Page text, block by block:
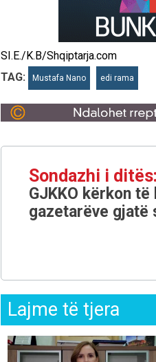
SI.E./K.B/Shqiptarja.com
TAG:
Mustafa Nano edi rama
Sondazhi i ditës:
GJKKO kërkon
gazetarëve gjatë
Lajme të tjera